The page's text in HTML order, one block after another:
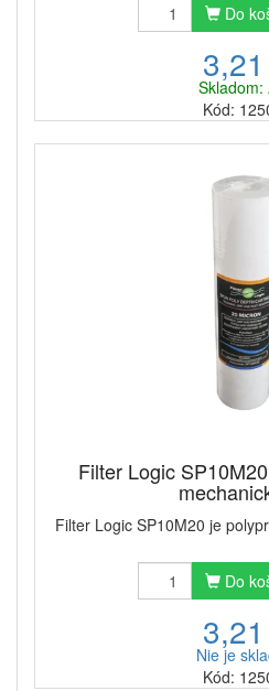
Do
Skladom:
Kód:
Filter Logic
Filter Logic SP10M20 je
Do
Nie je
Kód: